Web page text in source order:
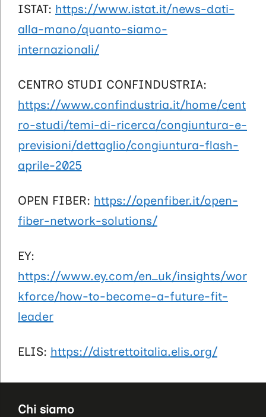
ISTAT: https://www.istat.it/news-dati-
alla-mano/quanto-siamo-
internazionali/
CENTRO STUDI CONFINDUSTRIA:
https://www.confindustria.it/home/cent
ro-studi/temi-di-ricerca/congiuntura-e-
previsioni/dettaglio/congiuntura-flash-
aprile-2025
OPEN FIBER: https://openfiber.it/open-
fiber-network-solutions/
EY:
https://www.ey.com/en_uk/insights/wor
kforce/how-to-become-a-future-fit-
leader
ELIS: https://distrettoitalia.elis.org/
Chi siamo